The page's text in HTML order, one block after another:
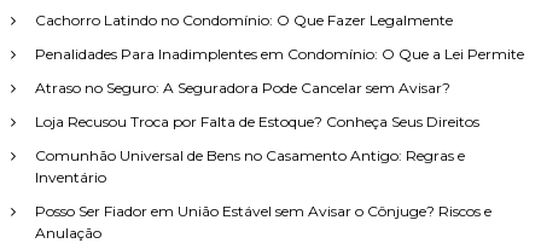
Cachorro Latindo no Condomínio: O Que Fazer Legalmente
Penalidades Para Inadimplentes em Condomínio: O Que a Lei Permite
Atraso no Seguro: A Seguradora Pode Cancelar sem Avisar?
Loja Recusou Troca por Falta de Estoque? Conheça Seus Direitos
Comunhão Universal de Bens no Casamento Antigo: Regras e
Inventário
Posso Ser Fiador em União Estável sem Avisar o Cônjuge? Riscos e
Anulação